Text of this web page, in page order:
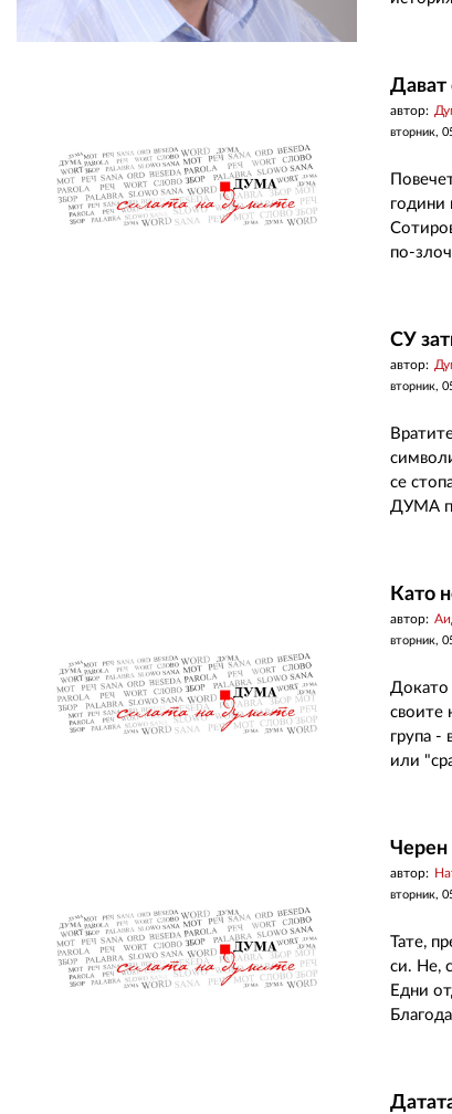
Дават
автор:
вторник,
години
по-
СУ
автор:
вторник,
се
ДУМА
Като
автор:
вторник,
Докато
своите
група -
или
Черен
автор:
вторник,
Тате,
си. Не,
Едни